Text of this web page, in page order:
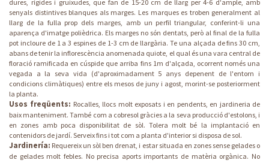
dures, rígides i gruixudes, que fan de 15-20 cm de llarg per 4-6 d'ample, amb
senyals distintives blanques als marges. Les marques es troben generalment al
llarg de la fulla prop dels marges, amb un perfil triangular, conferint-li una
aparença d'imatge polièdrica. Els marges no són dentats, però al final de la fulla
pot incloure de 1 a 3 espines de 1-3 cm de llargària. Te una alçada de fins 30 cm,
abans de tenir la inflorescència anomenada quiote, el qual és una vara central de
floració ramificada en cúspide que arriba fins 1m d'alçada, ocorrent només una
vegada a la seva vida (d'aproximadament 5 anys depenent de l'entorn i
condicions climàtiques) entre els mesos de juny i agost, morint-se posteriorment
la planta.
Usos freqüents: Rocalles, llocs molt exposats i en pendents, en jardineria de
baix manteniment. També com a cobresol gràcies a la seva producció d'estolons, i
en zones amb poca disponibilitat de sòl. Tolera molt bé la implantació en
contenidors de jardí. Serveix fins i tot com a planta d'interior si disposa de sol.
Jardinería: Requereix un sòl ben drenat, i estar situada en zones sense gelades o
de gelades molt febles. No precisa aports importants de matèria orgànica. No